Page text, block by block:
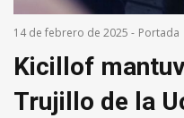
14 de febrero de 2025 - Portada
Kicillof
Trujillo de la